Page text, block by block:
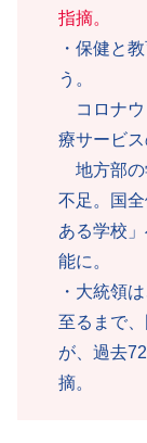
指摘。
・保健と
う。
コロナウ
療サービス
地方部の
不足。国
ある学校
能に。
・大統領
至るまで
が、過去
摘。